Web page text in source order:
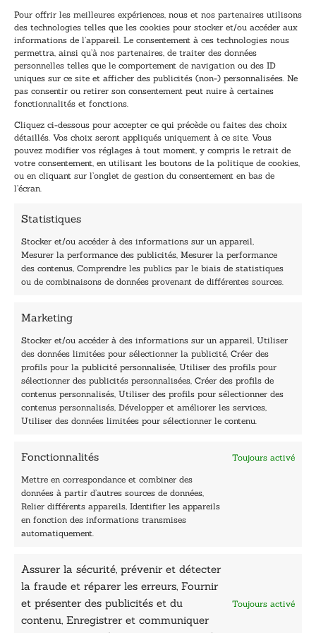
Pour offrir les meilleures expériences, nous et nos partenaires utilisons
des technologies telles que les cookies pour stocker et/ou accéder aux
informations de l’appareil. Le consentement à ces technologies nous
permettra, ainsi qu’à nos partenaires, de traiter des données
personnelles telles que le comportement de navigation ou des ID
uniques sur ce site et afficher des publicités (non-) personnalisées. Ne
pas consentir ou retirer son consentement peut nuire à certaines
fonctionnalités et fonctions.
Cliquez ci-dessous pour accepter ce qui précède ou faites des choix
détaillés. Vos choix seront appliqués uniquement à ce site. Vous
pouvez modifier vos réglages à tout moment, y compris le retrait de
votre consentement, en utilisant les boutons de la politique de cookies,
ou en cliquant sur l’onglet de gestion du consentement en bas de
l’écran.
Statistiques
Stocker et/ou accéder à des informations sur un appareil,
Mesurer la performance des publicités, Mesurer la performance
des contenus, Comprendre les publics par le biais de statistiques
ou de combinaisons de données provenant de différentes sources.
Marketing
Stocker et/ou accéder à des informations sur un appareil, Utiliser
des données limitées pour sélectionner la publicité, Créer des
profils pour la publicité personnalisée, Utiliser des profils pour
sélectionner des publicités personnalisées, Créer des profils de
contenus personnalisés, Utiliser des profils pour sélectionner des
contenus personnalisés, Développer et améliorer les services,
Utiliser des données limitées pour sélectionner le contenu.
Fonctionnalités Toujours activé
Mettre en correspondance et combiner des
données à partir d’autres sources de données,
Relier différents appareils, Identifier les appareils
en fonction des informations transmises
automatiquement.
Assurer la sécurité, prévenir et détecter
la fraude et réparer les erreurs, Fournir
et présenter des publicités et du
contenu, Enregistrer et communiquer
Toujours activé
Inscription à la newsletter
Inscrivez-vous à notre newsletter et recevez nos
dernières nouvelles.
m
a
i
l
E
i
l
E
-
E
m
a
i
l
*
TENEZ-MOI AU COURANT !
40, rue du Louvre 75001 Paris
Horaires du standard
De mardi à vendredi :
9h - 12h et 13h30 - 16h30
Lundi, samedi et dimanche : fermé
Navigation
Accueil
Les Plumes du Lys Bleu
Prix sciences humaines et sociales
Nos collections
Nos auteurs
Catalogue
Sciences humaines
Pratique
Le Petit Lys
Données légales